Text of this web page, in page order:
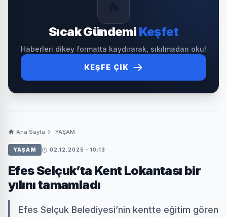
Sıcak Gündemi Keşfet
Haberleri dikey formatta kaydırarak, sıkılmadan oku!
KEŞFE ÇIK
Ana Sayfa YAŞAM
YAŞAM 02.12.2025 - 10:13
Efes Selçuk’ta Kent Lokantası bir
yılını tamamladı
Efes Selçuk Belediyesi’nin kentte eğitim gören